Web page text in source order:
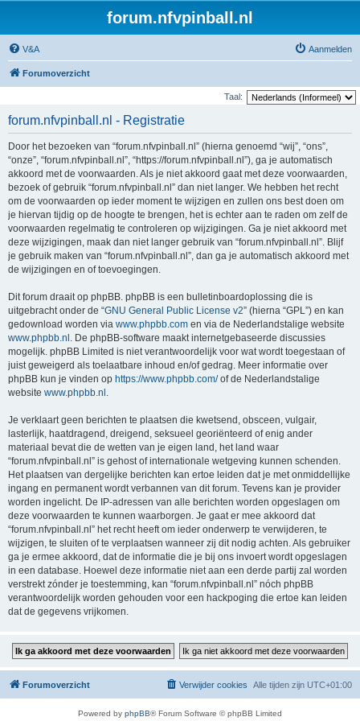
forum.nfvpinball.nl
V&A Aanmelden
Forumoverzicht
Taal:
forum.nfvpinball.nl - Registratie
Door het bezoeken van “forum.nfvpinball.nl” (hierna genoemd “wij”, “ons”,
“onze”, “forum.nfvpinball.nl”, “https://forum.nfvpinball.nl”), ga je automatisch
akkoord met de voorwaarden. Als je niet akkoord gaat met deze voorwaarden,
bezoek of gebruik “forum.nfvpinball.nl” dan niet langer. We hebben het recht
om de voorwaarden op ieder moment te wijzigen en zullen ons best doen om
je hiervan tijdig op de hoogte te brengen, het is echter aan te raden om zelf de
voorwaarden regelmatig te controleren op wijzigingen. Ga je niet akkoord met
deze wijzigingen, maak dan niet langer gebruik van “forum.nfvpinball.nl”. Blijf
je gebruik maken van “forum.nfvpinball.nl”, dan ga je automatisch akkoord met
de wijzigingen en of toevoegingen.
Dit forum draait op phpBB. phpBB is een bulletinboardoplossing die is
uitgebracht onder de “GNU General Public License v2” (hierna “GPL”) en kan
gedownload worden via www.phpbb.com en via de Nederlandstalige website
www.phpbb.nl . De phpBB-software maakt internetgebaseerde discussies
mogelijk. phpBB Limited is niet verantwoordelijk voor wat wordt toegestaan of
juist geweigerd als toelaatbare inhoud en/of gedrag. Meer informatie over
phpBB kun je vinden op https://www.phpbb.com/of de Nederlandstalige
website www.phpbb.nl .
Je verklaart geen berichten te plaatsen die kwetsend, obsceen, vulgair,
lasterlijk, haatdragend, dreigend, seksueel georiënteerd of enig ander
materiaal bevat die de wetten van je eigen land, het land waar
“forum.nfvpinball.nl” is gehost of internationale wetgeving kunnen schenden.
Het plaatsen van dergelijke berichten kan ertoe leiden dat je met onmiddellijke
ingang en permanent wordt verbannen van dit forum. Tevens kan je provider
worden ingelicht. De IP-adressen van alle berichten worden opgeslagen om
deze voorwaarden te kunnen waarborgen. Je gaat er mee akkoord dat
“forum.nfvpinball.nl” het recht heeft om ieder onderwerp te verwijderen, te
wijzigen, te sluiten of te verplaatsen wanneer zij dit nodig achten. Als gebruiker
ga je ermee akkoord, dat de informatie die je bij ons invoert wordt opgeslagen
in een database. Hoewel deze informatie niet aan een derde partij zal worden
verstrekt zónder je toestemming, kan “forum.nfvpinball.nl” nóch phpBB
verantwoordelijk worden gehouden voor een hackpoging die ertoe kan leiden
dat de gegevens vrijkomen.
Forumoverzicht Alle tijden zijn UTC+01:00
Verwijder cookies
Powered by phpBB® Forum Software © phpBB Limited